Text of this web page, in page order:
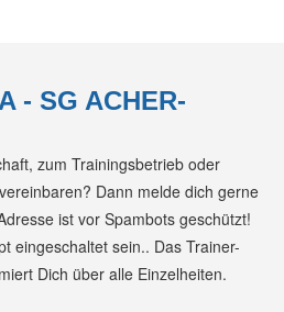
- SG ACHER-
zum Trainingsbetrieb oder
Dann melde dich gerne
ist vor Spambots geschützt!
eingeschaltet sein.. Das Trainer-
Dich über alle Einzelheiten.